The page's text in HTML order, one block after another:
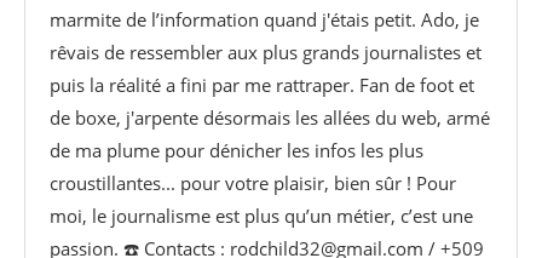
marmite de l’information quand j'étais petit. Ado, je
rêvais de ressembler aux plus grands journalistes et
puis la réalité a fini par me rattraper. Fan de foot et
de boxe, j'arpente désormais les allées du web, armé
de ma plume pour dénicher les infos les plus
croustillantes... pour votre plaisir, bien sûr ! Pour
moi, le journalisme est plus qu’un métier, c’est une
passion. ☎️ Contacts : rodchild32@gmail.com / +509